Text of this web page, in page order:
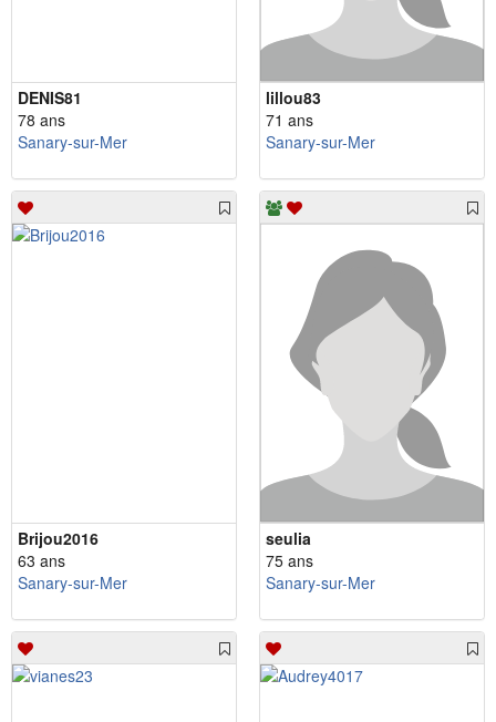
DENIS81
78 ans
Sanary-sur-Mer
lillou83
71 ans
Sanary-sur-Mer
Brijou2016
63 ans
Sanary-sur-Mer
seulia
75 ans
Sanary-sur-Mer